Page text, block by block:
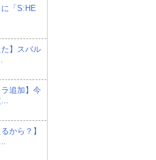
に「S:HE
た】スバル
ラ追加】今
...
から？】